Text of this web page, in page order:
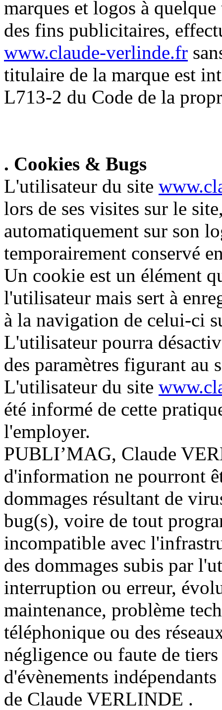
marques et logos à
des fins publicitaires,
www.claude-verlinde.fr
titulaire de la marque est
L713-2 du Code de la
. Cookies & Bugs
L'utilisateur du site
lors de ses visites sur le
automatiquement sur son
temporairement conservé
Un cookie est un élément
l'utilisateur mais sert à
à la navigation de celui-ci
L'utilisateur pourra
des paramètres figurant
L'utilisateur du site
été informé de cette
l'employer.
PUBLI’MAG, Claude
d'information ne pourront
dommages résultant de
bug(s), voire de tout
incompatible avec
des dommages subis par
interruption ou erreur,
maintenance, problème
téléphonique ou des
négligence ou faute de
d'évènements
de Claude VERLINDE .